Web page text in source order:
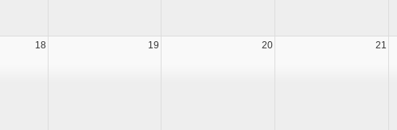
18 19 20 21